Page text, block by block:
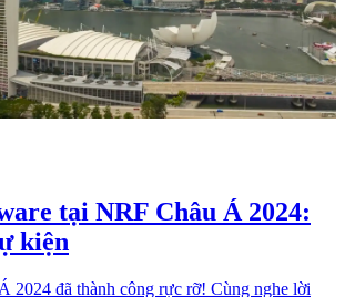
tại NRF Châu Á 2024:
kiện
2024 đã thành công rực rỡ! Cùng nghe lời